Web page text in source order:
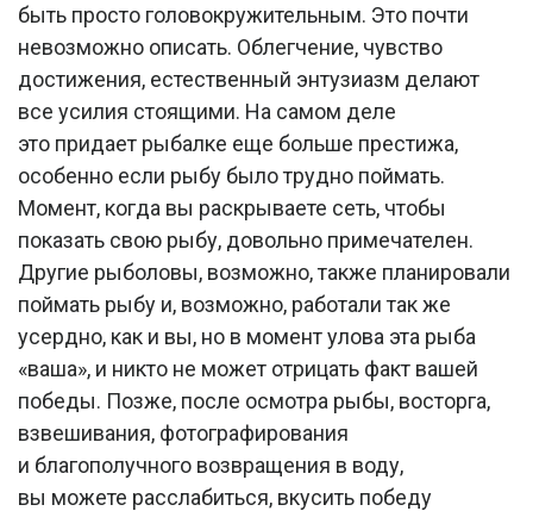
быть просто головокружительным. Это почти
невозможно описать. Облегчение, чувство
достижения, естественный энтузиазм делают
все усилия стоящими. На самом деле
это придает рыбалке еще больше престижа,
особенно если рыбу было трудно поймать.
Момент, когда вы раскрываете сеть, чтобы
показать свою рыбу, довольно примечателен.
Другие рыболовы, возможно, также планировали
поймать рыбу и, возможно, работали так же
усердно, как и вы, но в момент улова эта рыба
«ваша», и никто не может отрицать факт вашей
победы. Позже, после осмотра рыбы, восторга,
взвешивания, фотографирования
и благополучного возвращения в воду,
вы можете расслабиться, вкусить победу